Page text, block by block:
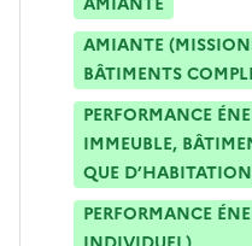
AMIANTE
BÂTIMENTS
PERFORMANCE
IMMEUBLE,
QUE
PERFORMANCE